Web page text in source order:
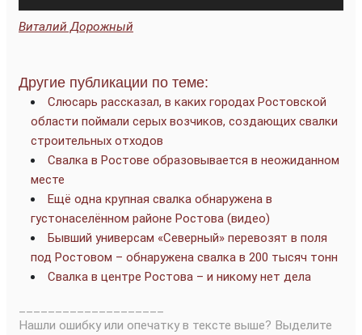
Виталий Дорожный
Другие публикации по теме:
Слюсарь рассказал, в каких городах Ростовской
области поймали серых возчиков, создающих свалки
строительных отходов
Свалка в Ростове образовывается в неожиданном
месте
Ещё одна крупная свалка обнаружена в
густонаселённом районе Ростова (видео)
Бывший универсам «Северный» перевозят в поля
под Ростовом – обнаружена свалка в 200 тысяч тонн
Свалка в центре Ростова – и никому нет дела
Нашли ошибку или опечатку в тексте выше? Выделите